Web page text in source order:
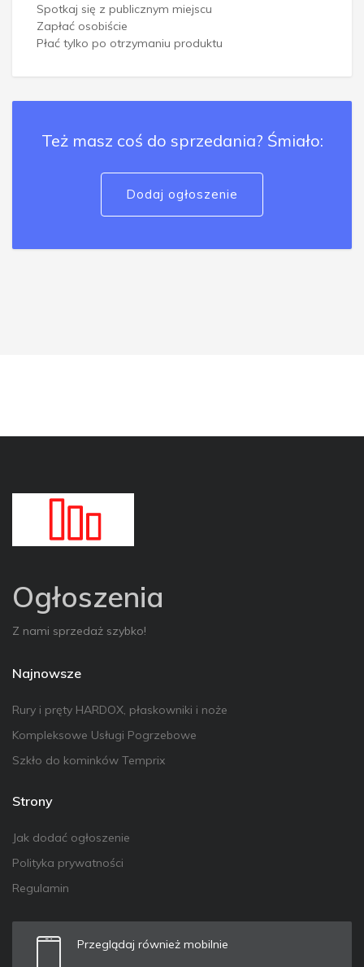
Spotkaj się z publicznym miejscu
Zapłać osobiście
Płać tylko po otrzymaniu produktu
Też masz coś do sprzedania? Śmiało:
Dodaj ogłoszenie
Ogłoszenia
Z nami sprzedaż szybko!
Najnowsze
Rury i pręty HARDOX, płaskowniki i noże
Kompleksowe Usługi Pogrzebowe
Szkło do kominków Temprix
Strony
Jak dodać ogłoszenie
Polityka prywatności
Regulamin
Przeglądaj również mobilnie